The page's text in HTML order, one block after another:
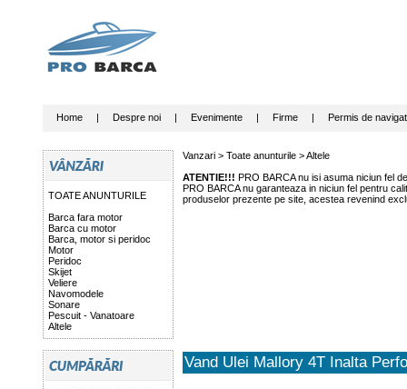
Home| Despre noi| Evenimente| Firme| Permis de
TOATE ANUNTURILE
Barca fara motor
Barca cu motor
Barca, motor si peridoc
Motor
Peridoc
Skijet
Veliere
Navomodele
Sonare
Pescuit - Vanatoare
Altele
Vanzari > Toate anunturile>Altele
ATENTIE!!! PRO BARCA nu isi asuma niciun fel
PRO BARCA nu garanteaza in niciun fel pentru
produselor prezente pe site, acestea revenind
Vand Ulei Mallory 4T Inalta